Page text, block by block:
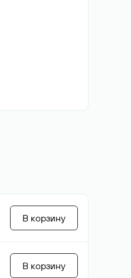
В корзину
В корзину